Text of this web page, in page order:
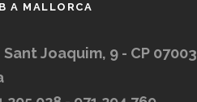
A MALLORCA
Joaquim, 9 - CP 07003